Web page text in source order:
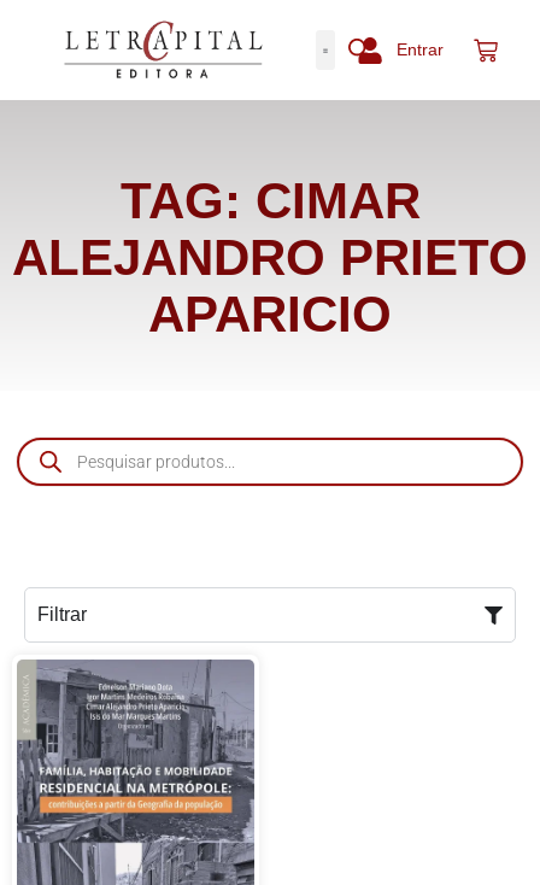
Entrar
TAG: CIMAR
ALEJANDRO PRIETO
APARICIO
Filtrar